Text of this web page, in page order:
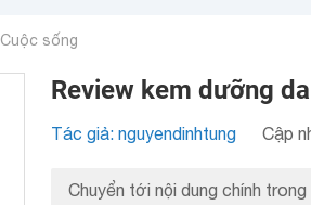
Cuộc sống
Review kem dưỡng
Tác giả: nguyendinhtung Cập
Chuyển tới nội dung chính trong